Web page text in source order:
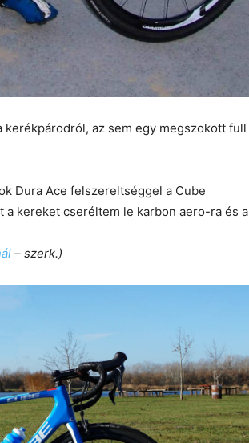
az sem egy megszokott full
Dura Ace felszereltséggel a Cube
a kereket cseréltem le karbon aero-ra és a
– szerk.)